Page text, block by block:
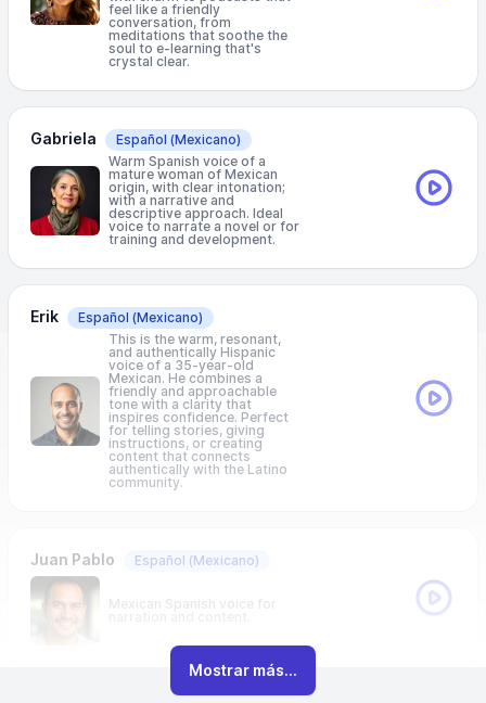
feel like a friendly
conversation, from
meditations that soothe the
soul to e-learning that's
crystal clear.
Gabriela Español (Mexicano)
Warm Spanish voice of a
mature woman of Mexican
origin, with clear intonation;
with a narrative and
descriptive approach. Ideal
voice to narrate a novel or for
training and development.
Erik Español (Mexicano)
This is the warm, resonant,
and authentically Hispanic
voice of a 35-year-old
Mexican. He combines a
friendly and approachable
tone with a clarity that
inspires confidence. Perfect
for telling stories, giving
instructions, or creating
content that connects
authentically with the Latino
community.
Juan Pablo Español (Mexicano)
Mexican Spanish voice for
Mostrar más...